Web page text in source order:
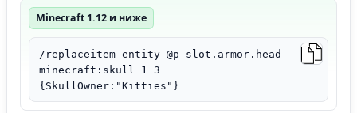
Minecraft 1.12 и ниже
/replaceitem entity @p slot.armor.head
minecraft:skull 1 3
{SkullOwner:"Kitties"}